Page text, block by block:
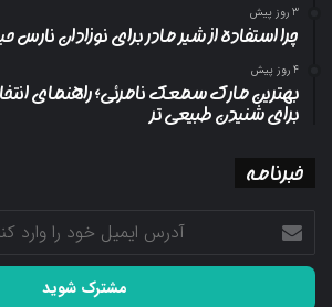
3 روز پیش
چرا استفاده از شیر مادر برای نوزادان
4 روز پیش
بهترین مارک سمعک نامرئی؛ راهنمای
برای شنیدن طبیعی تر
خبرنامه
آدرس
ایمیل
خود